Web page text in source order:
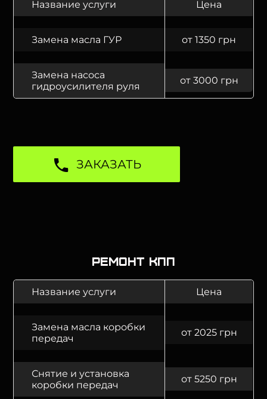
Название услуги Цена
Замена масла ГУР от 1350 грн
Замена насоса
гидроусилителя руля
от 3000 грн
ЗАКАЗАТЬ
Ремонт КПП
Название услуги Цена
Замена масла коробки
передач
от 2025 грн
Снятие и установка
коробки передач
от 5250 грн